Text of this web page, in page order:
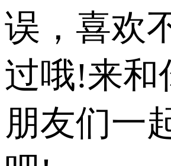
误，喜欢
过哦!来和
朋友们一